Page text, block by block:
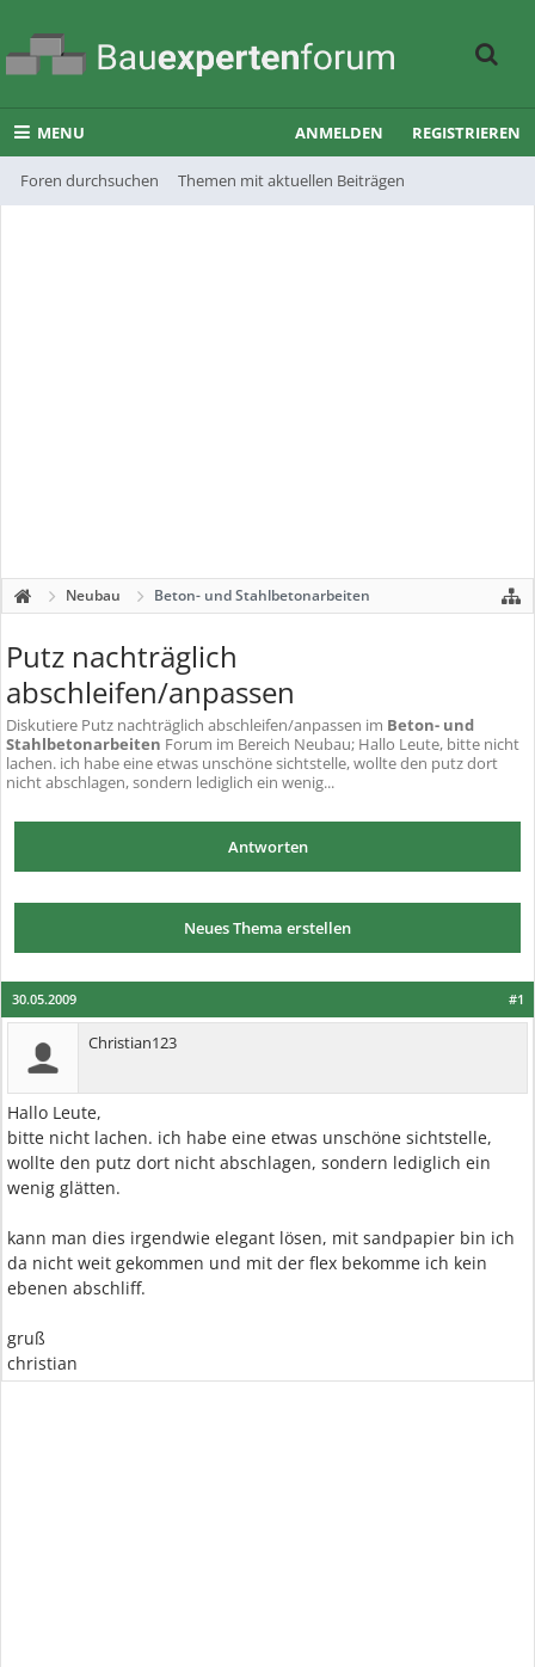
MENU
Foren durchsuchen Themen mit aktuellen Beiträgen
ANMELDEN REGISTRIEREN
Neubau Beton- und Stahlbetonarbeiten
Putz nachträglich
abschleifen/anpassen
Diskutiere Putz nachträglich abschleifen/anpassen im Beton- und
Stahlbetonarbeiten Forum im Bereich Neubau; Hallo Leute, bitte nicht
lachen. ich habe eine etwas unschöne sichtstelle, wollte den putz dort
nicht abschlagen, sondern lediglich ein wenig...
Antworten
Neues Thema erstellen
#1
30.05.2009
Christian123
Hallo Leute,
bitte nicht lachen. ich habe eine etwas unschöne sichtstelle,
wollte den putz dort nicht abschlagen, sondern lediglich ein
wenig glätten.
kann man dies irgendwie elegant lösen, mit sandpapier bin ich
da nicht weit gekommen und mit der flex bekomme ich kein
ebenen abschliff.
gruß
christian